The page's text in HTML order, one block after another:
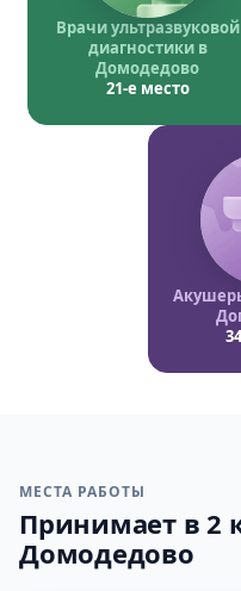
Врачи ультразвуковой
диагностики в
Домодедово
21-е место
МЕСТА РАБОТЫ
Принимает в 2
Домодедово